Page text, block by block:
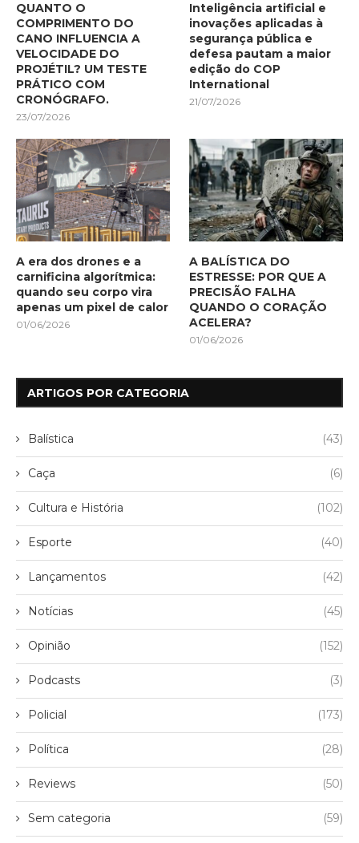
QUANTO O
COMPRIMENTO DO
CANO INFLUENCIA A
VELOCIDADE DO
PROJÉTIL? UM TESTE
PRÁTICO COM
CRONÓGRAFO.
23/07/2026
Inteligência artificial e
inovações aplicadas à
segurança pública e
defesa pautam a maior
edição do COP
International
21/07/2026
A era dos drones e a
carnificina algorítmica:
quando seu corpo vira
apenas um pixel de calor
01/06/2026
A BALÍSTICA DO
ESTRESSE: POR QUE A
PRECISÃO FALHA
QUANDO O CORAÇÃO
ACELERA?
01/06/2026
ARTIGOS POR CATEGORIA
Balística (43)
Caça (6)
Cultura e História (102)
Esporte (40)
Lançamentos (42)
Notícias (45)
Opinião (152)
Podcasts (3)
Policial (173)
Política (28)
Reviews (50)
Sem categoria (59)